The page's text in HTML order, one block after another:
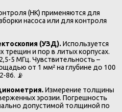
(НК) применяются для
насоса или для контроля
(УЗД).Используется
трещин и пор в литых корпусах.
5 МГц. Чувствительность –
от 1 мм² на глубине до 100
86. 📡
Измерение толщины
эрозии. Погрешность
допустимой толщиной по